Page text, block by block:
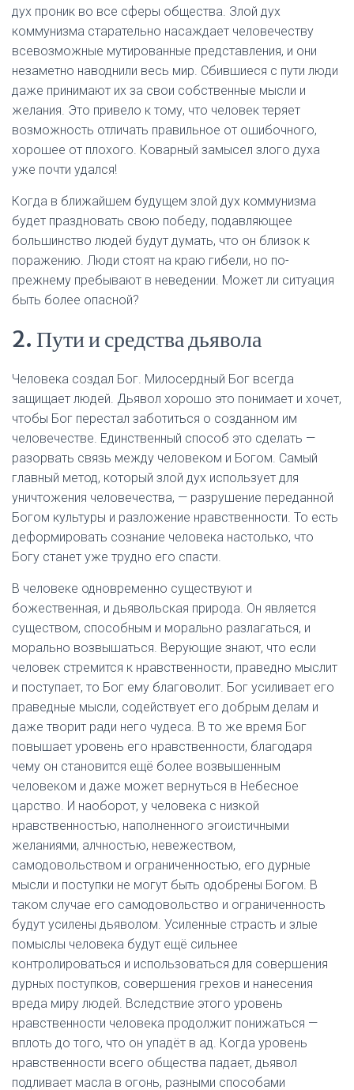
дух проник во все сферы общества. Злой дух
коммунизма старательно насаждает человечеству
всевозможные мутированные представления, и они
незаметно наводнили весь мир. Сбившиеся с пути люди
даже принимают их за свои собственные мысли и
желания. Это привело к тому, что человек теряет
возможность отличать правильное от ошибочного,
хорошее от плохого. Коварный замысел злого духа
уже почти удался!
Когда в ближайшем будущем злой дух коммунизма
будет праздновать свою победу, подавляющее
большинство людей будут думать, что он близок к
поражению. Люди стоят на краю гибели, но по-
прежнему пребывают в неведении. Может ли ситуация
быть более опасной?
2. Пути и средства дьявола
Человека создал Бог. Милосердный Бог всегда
защищает людей. Дьявол хорошо это понимает и хочет,
чтобы Бог перестал заботиться о созданном им
человечестве. Единственный способ это сделать —
разорвать связь между человеком и Богом. Самый
главный метод, который злой дух использует для
уничтожения человечества, — разрушение переданной
Богом культуры и разложение нравственности. То есть
деформировать сознание человека настолько, что
Богу станет уже трудно его спасти.
В человеке одновременно существуют и
божественная, и дьявольская природа. Он является
существом, способным и морально разлагаться, и
морально возвышаться. Верующие знают, что если
человек стремится к нравственности, праведно мыслит
и поступает, то Бог ему благоволит. Бог усиливает его
праведные мысли, содействует его добрым делам и
даже творит ради него чудеса. В то же время Бог
повышает уровень его нравственности, благодаря
чему он становится ещё более возвышенным
человеком и даже может вернуться в Небесное
царство. И наоборот, у человека с низкой
нравственностью, наполненного эгоистичными
желаниями, алчностью, невежеством,
самодовольством и ограниченностью, его дурные
мысли и поступки не могут быть одобрены Богом. В
таком случае его самодовольство и ограниченность
будут усилены дьяволом. Усиленные страсть и злые
помыслы человека будут ещё сильнее
контролироваться и использоваться для совершения
дурных поступков, совершения грехов и нанесения
вреда миру людей. Вследствие этого уровень
нравственности человека продолжит понижаться —
вплоть до того, что он упадёт в ад. Когда уровень
нравственности всего общества падает, дьявол
подливает масла в огонь, разными способами